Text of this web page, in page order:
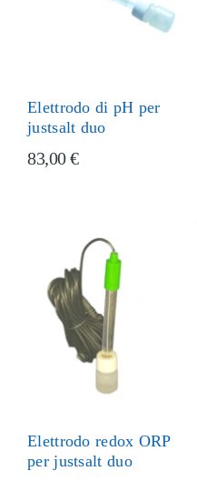
Elettrodo di pH per
justsalt duo
83,00 €
Elettrodo redox ORP
per justsalt duo